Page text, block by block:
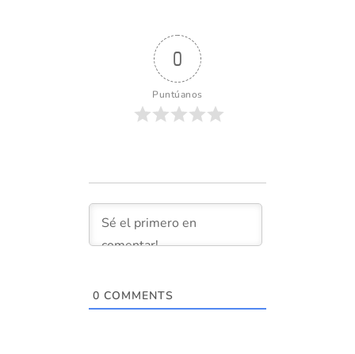
0
Puntúanos
0 COMMENTS